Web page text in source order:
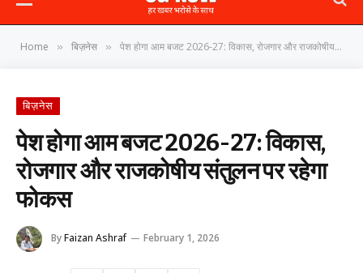
Home » बिज़नेस » पेश होगा आम बजट 2026-27: विकास, रोजगार और राजकोषीय संतुलन पर रहेगा फोकस
बिज़नेस
पेश होगा आम बजट 2026-27: विकास,
रोजगार और राजकोषीय संतुलन पर रहेगा
फोकस
ByFaizan Ashraf February 1, 2026